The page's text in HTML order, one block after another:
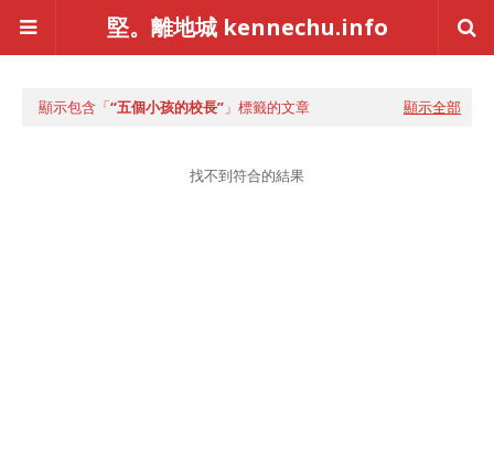
堅。離地城 kennechu.info
顯示包含「 五個小孩的校長 」標籤的文章 顯示全部
找不到符合的結果